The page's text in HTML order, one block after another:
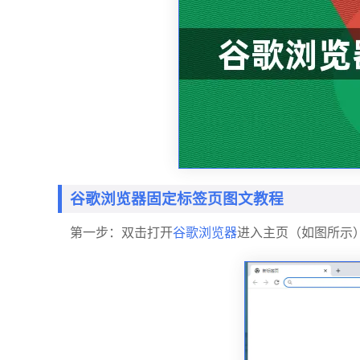
谷歌浏览器固定标签页图文教程
第一步：双击打开谷歌浏览器进入主页（如图所示